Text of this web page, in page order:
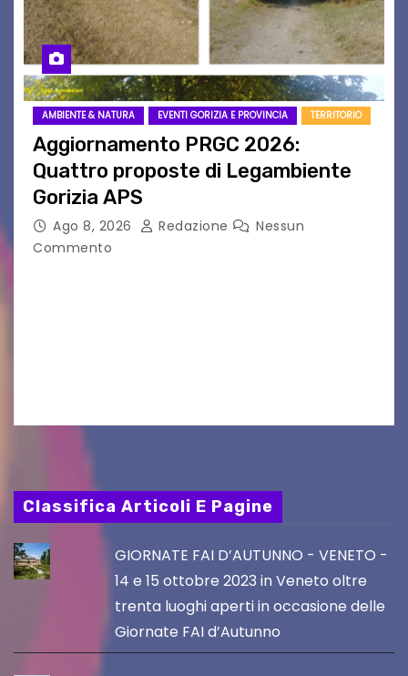
AMBIENTE & NATURA EVENTI GORIZIA E PROVINCIA TERRITORIO
Aggiornamento PRGC 2026:
Quattro proposte di Legambiente
Gorizia APS
Ago 8, 2026 Redazione
Nessun
Commento
Classifica Articoli E Pagine
GIORNATE FAI D’AUTUNNO - VENETO -
14 e 15 ottobre 2023 in Veneto oltre
trenta luoghi aperti in occasione delle
Giornate FAI d’Autunno